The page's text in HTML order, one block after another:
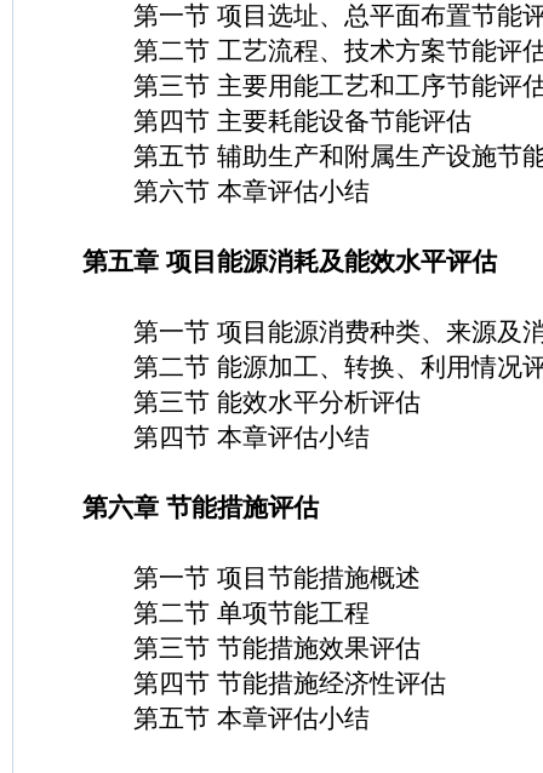
第一节 项目选址、总平面布置节能
第二节 工艺流程、技术方案节能评
第三节 主要用能工艺和工序节能评
第四节 主要耗能设备节能评估
第五节 辅助生产和附属生产设施节
第六节 本章评估小结
第五章 项目能源消耗及能效水平评估
第一节 项目能源消费种类、来源及消
第二节 能源加工、转换、利用情况
第三节 能效水平分析评估
第四节 本章评估小结
第六章 节能措施评估
第一节 项目节能措施概述
第二节 单项节能工程
第三节 节能措施效果评估
第四节 节能措施经济性评估
第五节 本章评估小结